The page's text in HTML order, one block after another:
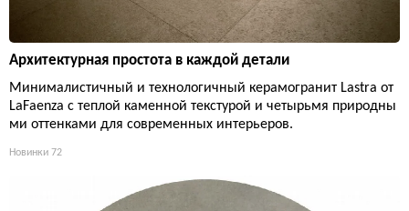
Архитектурная простота в каждой детали
Минималистичный и технологичный керамогранит Lastra от
LaFaenza с теплой каменной текстурой и четырьмя природны
ми оттенками для современных интерьеров.
Новинки 72